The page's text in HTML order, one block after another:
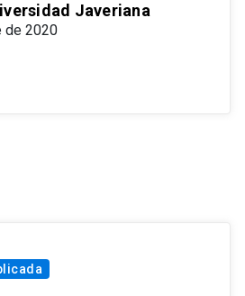
Javeriana
de 2020